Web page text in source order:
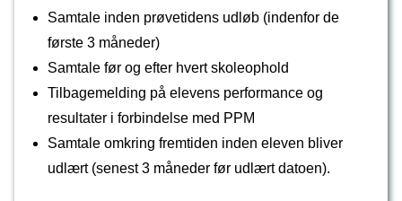
Samtale inden prøvetidens udløb (indenfor de
første 3 måneder)
Samtale før og efter hvert skoleophold
Tilbagemelding på elevens performance og
resultater i forbindelse med PPM
Samtale omkring fremtiden inden eleven bliver
udlært (senest 3 måneder før udlært datoen).